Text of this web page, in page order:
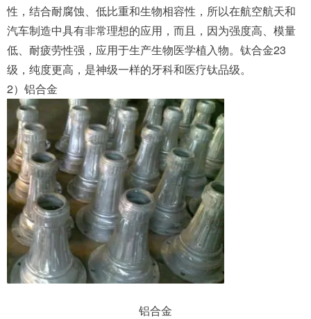
性，结合耐腐蚀、低比重和生物相容性，所以在航空航天和
汽车制造中具有非常理想的应用，而且，因为强度高、模量
低、耐疲劳性强，应用于生产生物医学植入物。钛合金23
级，纯度更高，是神级一样的牙科和医疗钛品级。
2）铝合金
铝合金